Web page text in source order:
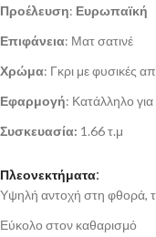
Προέλευση: Ευρωπαϊκή
Επιφάνεια: Ματ σατινέ
Χρώμα: Γκρι με φυσικές
Εφαρμογή: Κατάλληλο
Συσκευασία: 1.66 τ.μ
Πλεονεκτήματα:
Υψηλή αντοχή στη φθορά,
Εύκολο στον καθαρισμό